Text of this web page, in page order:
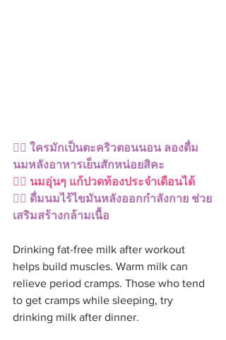
👉🏻 ใครมักเป็นตะคริวตอนนอน ลองดื่ม
นมหลังอาหารเย็นสักหน่อยสิคะ
👉🏻 นมอุ่นๆ แก้ปวดท้องประจำเดือนได้
👉🏻 ดื่มนมไร้ไขมันหลังออกกำลังกาย ช่วย
เสริมสร้างกล้ามเนื้อ
Drinking fat-free milk after workout
helps build muscles. Warm milk can
relieve period cramps. Those who tend
to get cramps while sleeping, try
drinking milk after dinner.